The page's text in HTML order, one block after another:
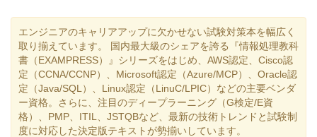
エンジニアのキャリアアップに欠かせない試験対策本を幅広く
取り揃えています。 国内最大級のシェアを誇る『情報処理教科
書（EXAMPRESS）』シリーズをはじめ、AWS認定、Cisco認
定（CCNA/CCNP）、Microsoft認定（Azure/MCP）、Oracle認
定（Java/SQL）、Linux認定（LinuC/LPIC）などの主要ベンダ
ー資格。さらに、注目のディープラーニング（G検定/E資
格）、PMP、ITIL、JSTQBなど、最新の技術トレンドと試験制
度に対応した決定版テキストが勢揃いしています。